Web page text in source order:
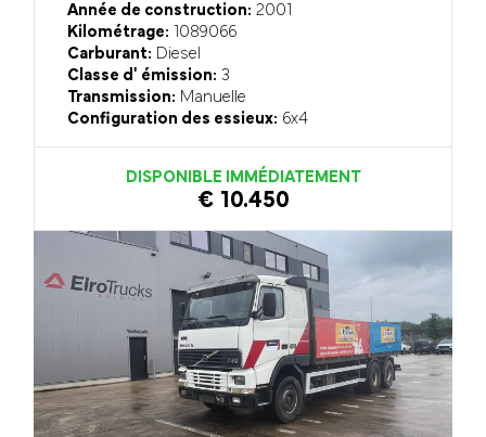
Année de construction: 2001
Kilométrage: 1089066
Carburant: Diesel
Classe d' émission: 3
Transmission: Manuelle
Configuration des essieux: 6x4
DISPONIBLE IMMÉDIATEMENT
€ 10.450